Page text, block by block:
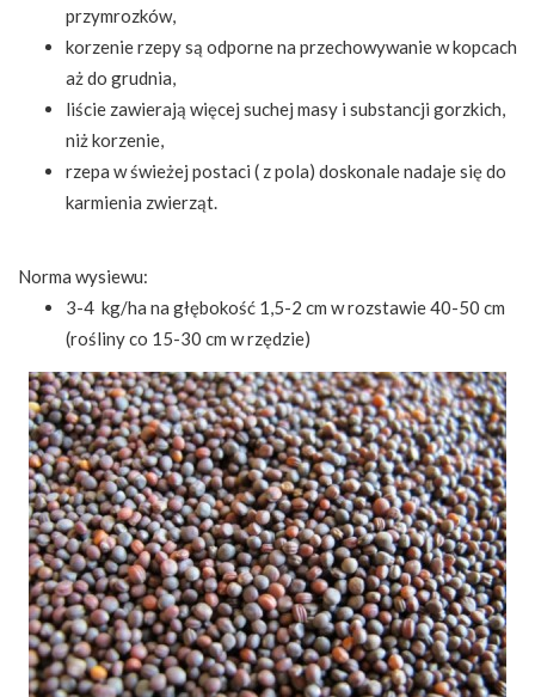
przymrozków,
korzenie rzepy są odporne na przechowywanie w kopcach
aż do grudnia,
liście zawierają więcej suchej masy i substancji gorzkich,
niż korzenie,
rzepa w świeżej postaci ( z pola) doskonale nadaje się do
karmienia zwierząt.
Norma wysiewu:
3-4 kg/ha na głębokość 1,5-2 cm w rozstawie 40-50 cm
(rośliny co 15-30 cm w rzędzie)